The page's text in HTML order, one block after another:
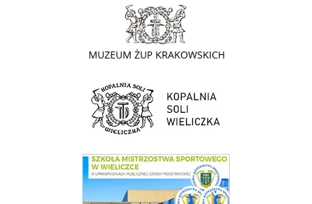
link do strony - Muzeum Żup Krakowskich Wieliczka
link do strony Kopalni Soli Wieliczka
link do SMS Wieliczka